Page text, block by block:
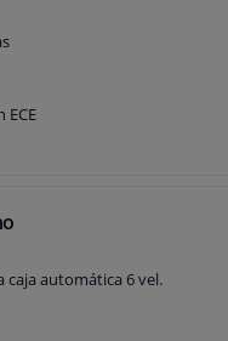
ECE
caja automática 6 vel.